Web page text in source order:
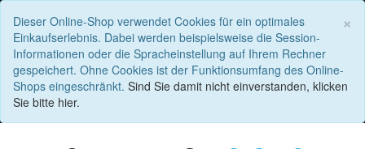
×
Dieser Online-Shop verwendet Cookies für ein optimales
Einkaufserlebnis. Dabei werden beispielsweise die Session-
Informationen oder die Spracheinstellung auf Ihrem Rechner
gespeichert. Ohne Cookies ist der Funktionsumfang des Online-
Shops eingeschränkt. Sind Sie damit nicht einverstanden, klicken
Sie bitte hier.